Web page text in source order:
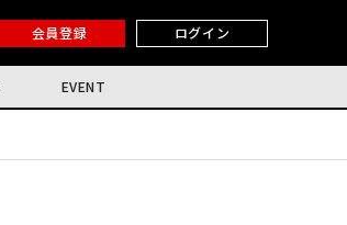
会員登録 ログイン
EVENT